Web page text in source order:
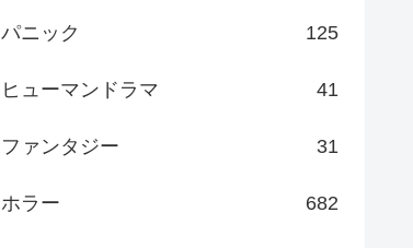
パニック 125
ヒューマンドラマ 41
ファンタジー 31
ホラー 682